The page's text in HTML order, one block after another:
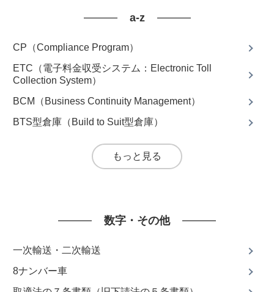
a-z
CP（Compliance Program）
ETC（電子料金収受システム：Electronic Toll
Collection System）
BCM（Business Continuity Management）
BTS型倉庫（Build to Suit型倉庫）
もっと見る
数字・その他
一次輸送・二次輸送
8ナンバー車